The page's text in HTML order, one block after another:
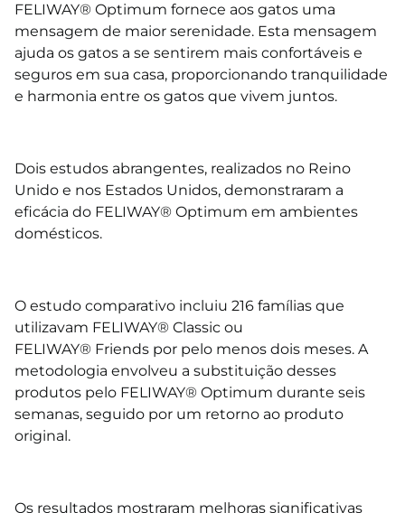
FELIWAY® Optimum fornece aos gatos uma
mensagem de maior serenidade. Esta mensagem
ajuda os gatos a se sentirem mais confortáveis e
seguros em sua casa, proporcionando tranquilidade
e harmonia entre os gatos que vivem juntos.
Dois estudos abrangentes, realizados no Reino
Unido e nos Estados Unidos, demonstraram a
eficácia do FELIWAY® Optimum em ambientes
domésticos.
O estudo comparativo incluiu 216 famílias que
utilizavam FELIWAY® Classic ou
FELIWAY® Friends por pelo menos dois meses. A
metodologia envolveu a substituição desses
produtos pelo FELIWAY® Optimum durante seis
semanas, seguido por um retorno ao produto
original.
Os resultados mostraram melhoras significativas